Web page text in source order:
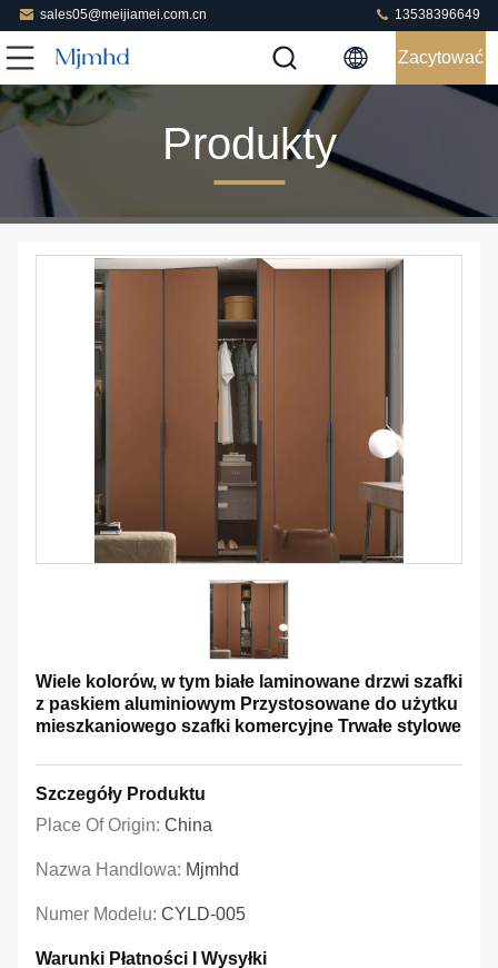
sales05@meijiamei.com.cn 13538396649
Zacytować
Produkty
Wiele kolorów, w tym białe laminowane drzwi szafki
z paskiem aluminiowym Przystosowane do użytku
mieszkaniowego szafki komercyjne Trwałe stylowe
Szczegóły Produktu
Place Of Origin: China
Nazwa Handlowa: Mjmhd
Numer Modelu: CYLD-005
Warunki Płatności I Wysyłki